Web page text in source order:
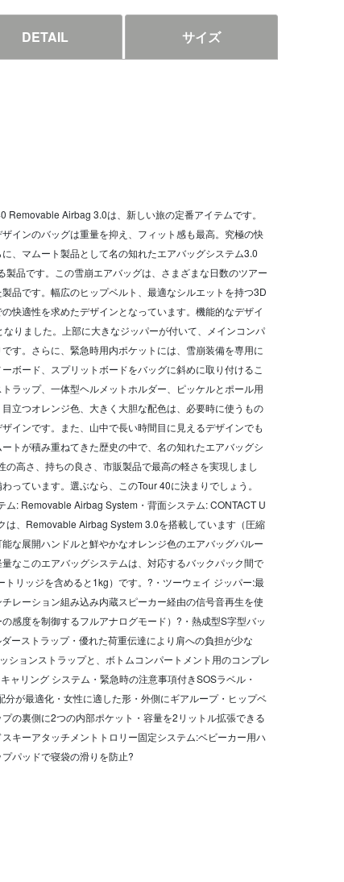
DETAIL サイズ
Removable Airbag 3.0は、新しい旅の定番アイテムです。
インのバッグは重量を抑え、フィット感も最高。究極の快
、マムート製品として名の知れたエアバッグシステム3.0
品です。この雪崩エアバッグは、さまざまな日数のツアー
品です。幅広のヒップベルト、最適なシルエットを持つ3D
快適性を求めたデザインとなっています。機能的なデザイ
りました。上部に大きなジッパーが付いて、メインコンパ
す。さらに、緊急時用内ポケットには、雪崩装備を専用に
ボード、スプリットボードをバッグに斜めに取り付けるこ
ラップ、一体型ヘルメットホルダー、ピッケルとポール用
立つオレンジ色、大きく大胆な配色は、必要時に使うもの
インです。また、山中で長い時間目に見えるデザインでも
トが積み重ねてきた歴史の中で、名の知れたエアバッグシ
高さ、持ちの良さ、市販製品で最高の軽さを実現しまし
っています。選ぶなら、このTour 40に決まりでしょう。
ム: Removable Airbag System・背面システム: CONTACT U
は、Removable Airbag System 3.0を搭載しています（圧縮
な展開ハンドルと鮮やかなオレンジ色のエアバッグバルー
なこのエアバッグシステムは、対応するバックパック間で
リッジを含めると1kg）です。?・ツーウェイ ジッパー:最
レーション組み込み内蔵スピーカー経由の信号音再生を使
感度を制御するフルアナログモード）?・熱成型S字型バッ
ーストラップ・優れた荷重伝達により肩への負担が少な
ションストラップと、ボトムコンパートメント用のコンプレ
ャリング システム・緊急時の注意事項付きSOSラベル・
が最適化・女性に適した形・外側にギアループ・ヒップベ
の裏側に2つの内部ポケット・容量を2リットル拡張できる
キーアタッチメントトロリー固定システム:ベビーカー用ハ
パッドで寝袋の滑りを防止?